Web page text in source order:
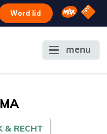
Word lid Omroep
NPO
menu
& RECHT